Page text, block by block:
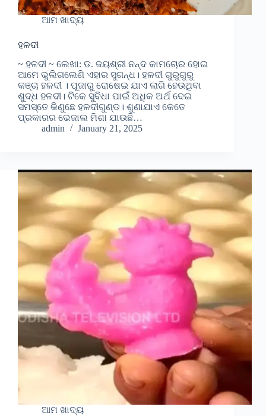
ଆମ ଖାଦ୍ୟ
ହଳଦୀ
~ ହଳଦୀ ~ ଲେଖା: ଡ. ଜୟଶ୍ରୀ ନନ୍ଦ କାମଚୋର ହୋଇ
ଆମେ ଭୁଲିଗଲେଣି ଏହାର ସୁଗନ୍ଧ। ହଳଦୀ ଗୁରୁଗୁରୁ
କଞ୍ଚା ହଳଦୀ । ପୂଜାରୁ ରୋଷେଇ ଯାଏ ଲାଗି ହେଉଥିବା
ଶୁଦ୍ଧ ହଳଦୀ। ଟିକେ ସୁବିଧା ପାଇଁ ଅଧିକ ଅର୍ଥ ଦେଇ
ସମସ୍ତେ କିଣୁଛେ ହଳଦୀଗୁଣ୍ଡ। ଶୁଣାଯାଏ କେତେ
ପ୍ରକାରର ଭେଜାଲ ମିଶା ଯାଉଛି…
admin
January 21, 2025
ଆମ ଖାଦ୍ୟ